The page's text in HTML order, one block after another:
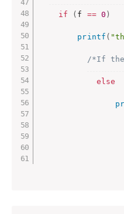
if ( f == 0 )
printf (
/*If the
else